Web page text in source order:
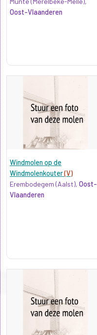
Oost-Vlaanderen
Windmolen op de
Windmolenkouter(V)
Erembodegem (Aalst), Oost-
Vlaanderen